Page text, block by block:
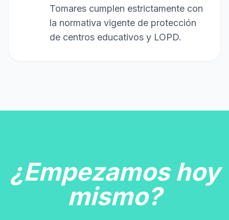
Tomares cumplen estrictamente con
la normativa vigente de protección
de centros educativos y LOPD.
¿Empezamos hoy
mismo?